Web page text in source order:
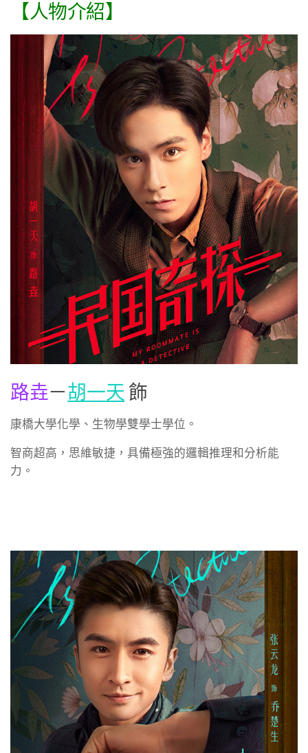
【人物介紹】
路垚－胡一天 飾
康橋大學化學、生物學雙學士學位。
智商超高，思維敏捷，具備極強的邏輯推理和分析能
力。